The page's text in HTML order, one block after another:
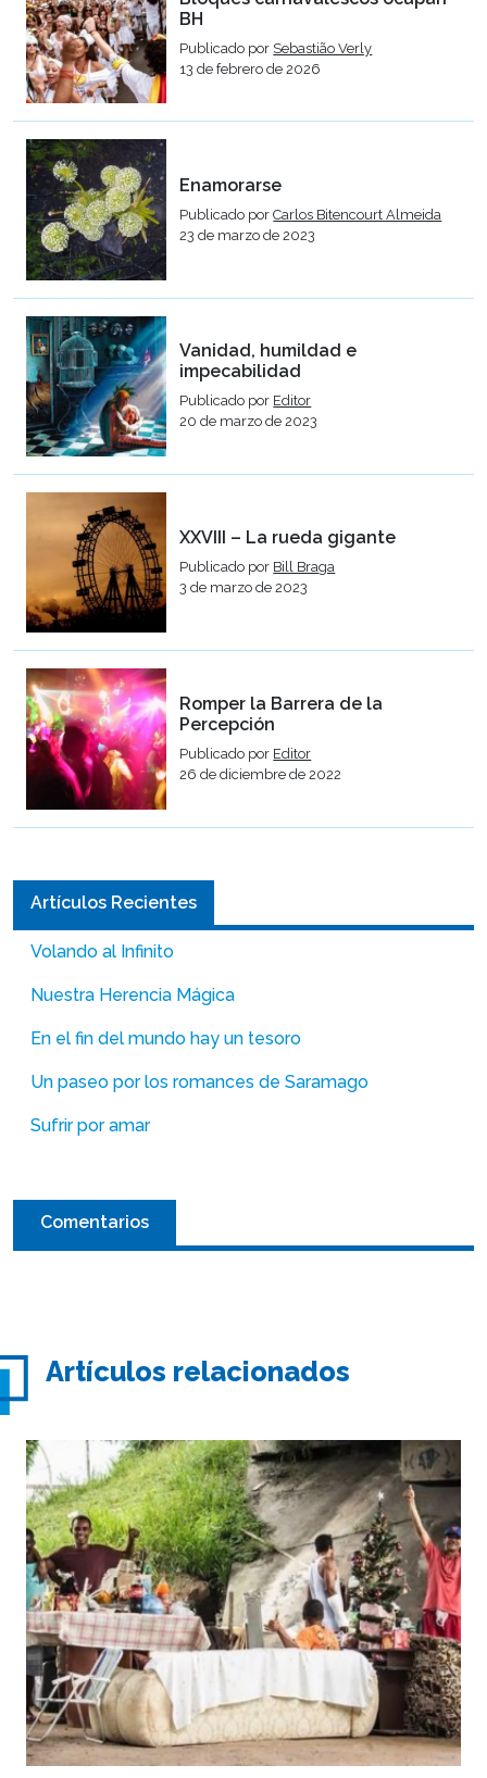
BH
Publicado por Sebastião Verly
13 de febrero de 2026
Enamorarse
Publicado porCarlos Bitencourt Almeida
23 de marzo de 2023
Vanidad, humildad e
impecabilidad
Publicado por Editor
20 de marzo de 2023
XXVIII – La rueda gigante
Publicado por Bill Braga
3 de marzo de 2023
Romper la Barrera de la
Percepción
Publicado por Editor
26 de diciembre de 2022
Artículos Recientes
Volando al Infinito
Nuestra Herencia Mágica
En el fin del mundo hay un tesoro
Un paseo por los romances de Saramago
Sufrir por amar
Comentarios
Artículos relacionados